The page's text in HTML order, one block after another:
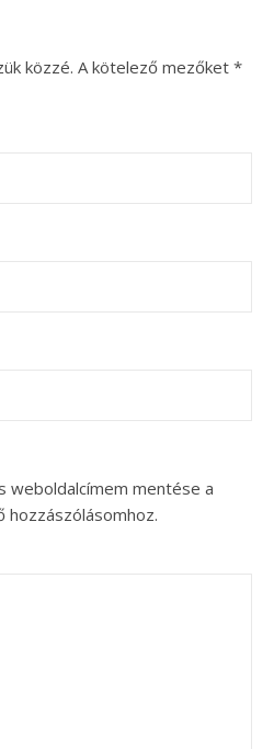
közzé. A kötelező mezőket *
weboldalcímem mentése a
hozzászólásomhoz.